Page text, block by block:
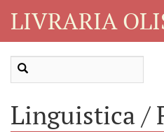
LIVRARIA
Linguistica /